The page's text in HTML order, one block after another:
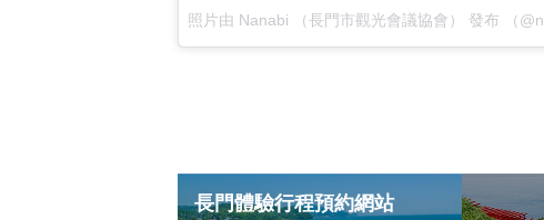
照片由 Nanabi （長門市觀光會議協會） 發布 （
長門體驗行程預約網站